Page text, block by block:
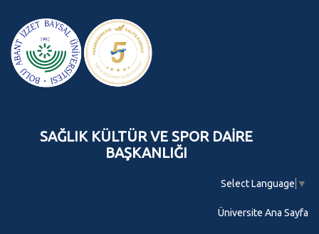
SAĞLIK KÜLTÜR VE SPOR DAİRE
BAŞKANLIĞI
Select Language ▼
Üniversite Ana Sayfa